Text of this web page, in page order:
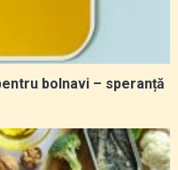
bolnavi – speranță